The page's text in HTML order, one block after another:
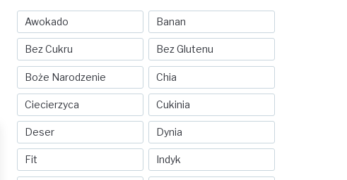
Awokado Banan
Bez Cukru Bez Glutenu
Boże Narodzenie Chia
Ciecierzyca Cukinia
Deser Dynia
Fit Indyk